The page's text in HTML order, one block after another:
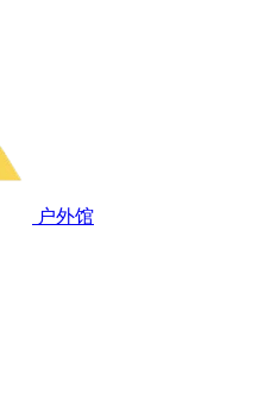
户外馆